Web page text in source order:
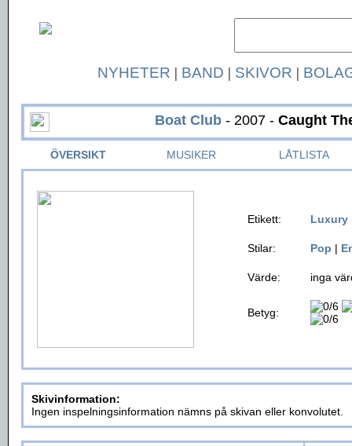
NYHETER | BAND | SKIVOR |
Boat Club- 2007 - Caught
ÖVERSIKT MUSIKER LÅTLISTA
Etikett: Luxury
Stilar: Pop |
Värde: inga
Betyg:
Skivinformation:
Ingen inspelningsinformation nämns på skivan eller konvolutet.